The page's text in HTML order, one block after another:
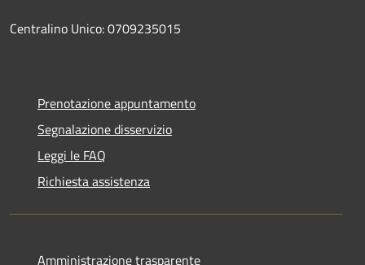
Centralino Unico: 0709235015
Prenotazione appuntamento
Segnalazione disservizio
Leggi le FAQ
Richiesta assistenza
Amministrazione trasparente